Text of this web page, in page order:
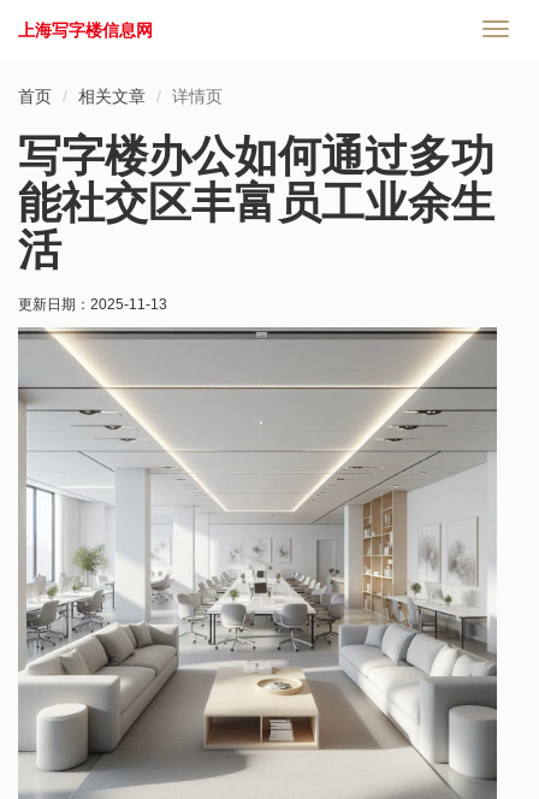
切
上海写字楼信息网
首页 相关文章 详情页
写字楼办公如何通过多功
能社交区丰富员工业余生
活
更新日期： 2025-11-13